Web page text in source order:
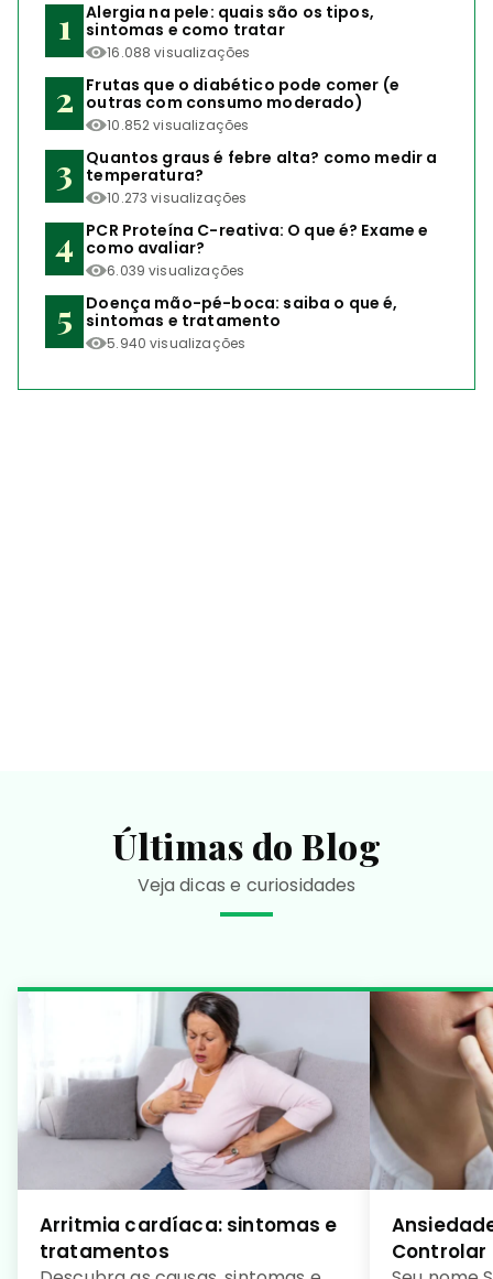
Alergia na pele: quais são os tipos,
sintomas e como tratar
16.088 visualizações
Frutas que o diabético pode comer (e
outras com consumo moderado)
10.852 visualizações
Quantos graus é febre alta? como medir a
temperatura?
10.273 visualizações
PCR Proteína C-reativa: O que é? Exame e
como avaliar?
6.039 visualizações
Doença mão-pé-boca: saiba o que é,
sintomas e tratamento
5.940 visualizações
Últimas do Blog
Veja dicas e curiosidades
Arritmia cardíaca: sintomas e
tratamentos
Controlar